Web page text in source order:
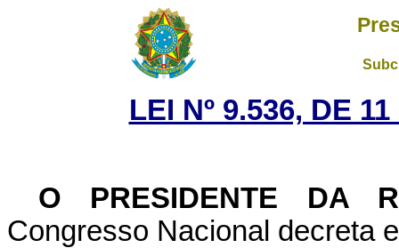
LEI Nº 9.536, DE
O PRESIDENTE DA
Congresso Nacional decreta